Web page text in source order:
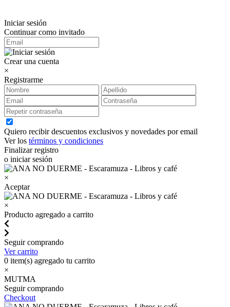
Iniciar sesión
Continuar como invitado
Crear una cuenta
×
Registrarme
Quiero recibir descuentos exclusivos y novedades por email
Ver los términos y condiciones
Finalizar registro
o iniciar sesión
×
Aceptar
×
Producto agregado a carrito
Seguir comprando
Ver carrito
0 item(s) agregado tu carrito
×
MUTMA
Seguir comprando
Checkout